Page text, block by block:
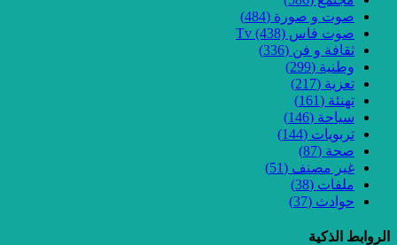
صوت و صورة (484)
صوت فاس Tv (438)
ثقافة و فن (336)
وطنية (299)
تعزية (217)
تهنئة (161)
سياحة (146)
تربويات (144)
صحة (87)
غير مصنف (51)
ملفات (38)
حوادث (37)
الروابط الذكية